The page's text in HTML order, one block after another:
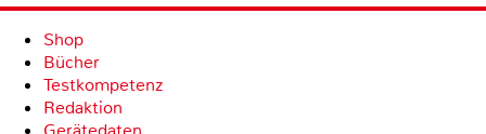
Shop
Bücher
Testkompetenz
Redaktion